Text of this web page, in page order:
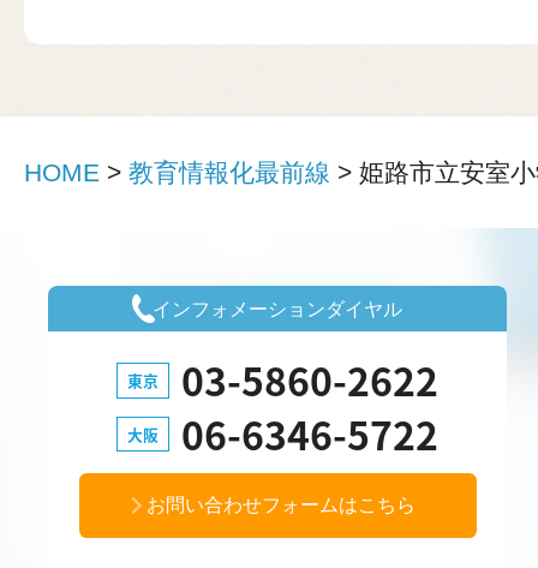
HOME > 教育情報化最前線 > 姫路市立安室
インフォメーションダイヤル
東京 03-5860-2622
大阪 06-6346-5722
お問い合わせフォームはこちら